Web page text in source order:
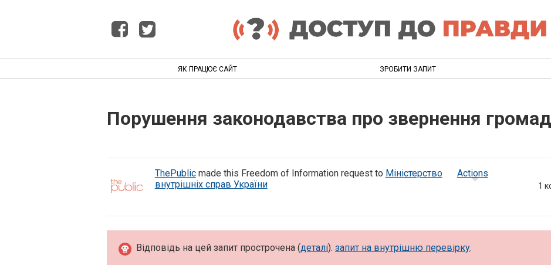
ЯК ПРАЦЮЄ САЙТ ЗРОБИТИ ЗАПИТ
Порушення законодавства про звернення
ThePublicmade this Freedom of Information request to Міністерство
внутрішніх справ України
Actions
1
Відповідь на цей запит прострочена (деталі). запит на внутрішню перевірку.